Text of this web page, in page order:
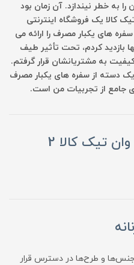
به خطر نیندازد. آن زمان بود
کالا یک فروشگاه اینترنتی
های یکبار مصرف را ارائه می
بازدید کردم، تحت تأثیر طیف
به مشتریانشان قرار گرفتم.
دسته از سفره های یکبار مصرف
جامع از تجربیات من است.
تیک کالا 2
جنس‌ها و طرح‌ها در دسترس قرار